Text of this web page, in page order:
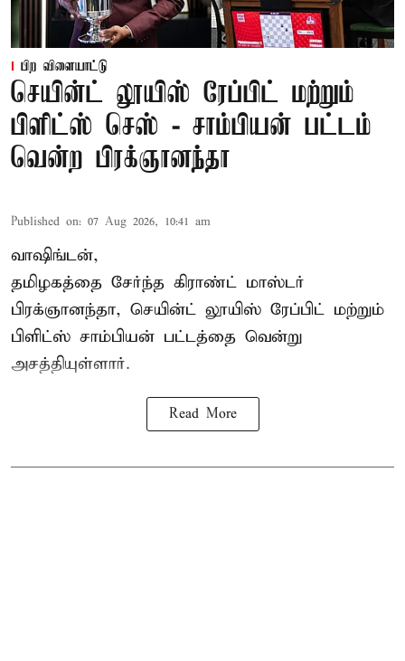
பிற விளையாட்டு
செயின்ட் லூயிஸ் ரேப்பிட் மற்றும்
பிளிட்ஸ் செஸ் - சாம்பியன் பட்டம்
வென்ற பிரக்ஞானந்தா
Published on: 07 Aug 2026, 10:41 am
வாஷிங்டன்,
தமிழகத்தை சேர்ந்த கிராண்ட் மாஸ்டர்
பிரக்ஞானந்தா, செயின்ட் லூயிஸ் ரேப்பிட் மற்றும்
பிளிட்ஸ் சாம்பியன் பட்டத்தை வென்று
அசத்தியுள்ளார்.
Read More